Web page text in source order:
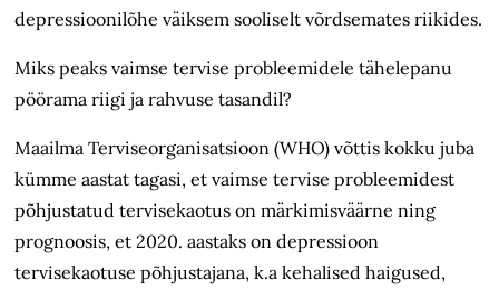
depressioonilõhe väiksem sooliselt võrdsemates riikides.
Miks peaks vaimse tervise probleemidele tähelepanu
pöörama riigi ja rahvuse tasandil?
Maailma Terviseorganisatsioon (WHO) võttis kokku juba
kümme aastat tagasi, et vaimse tervise probleemidest
põhjustatud tervisekaotus on märkimisväärne ning
prognoosis, et 2020. aastaks on depressioon
tervisekaotuse põhjustajana, k.a kehalised haigused,